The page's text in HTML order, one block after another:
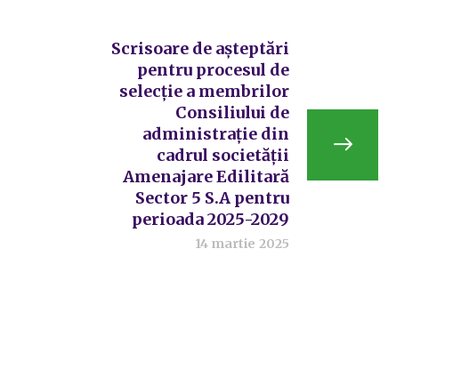
Scrisoare de așteptări
pentru procesul de
selecție a membrilor
Consiliului de
administrație din
cadrul societății
Amenajare Edilitară
Sector 5 S.A pentru
perioada 2025-2029
14 martie 2025